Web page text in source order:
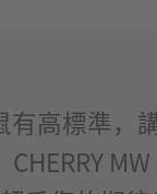
有高標準，